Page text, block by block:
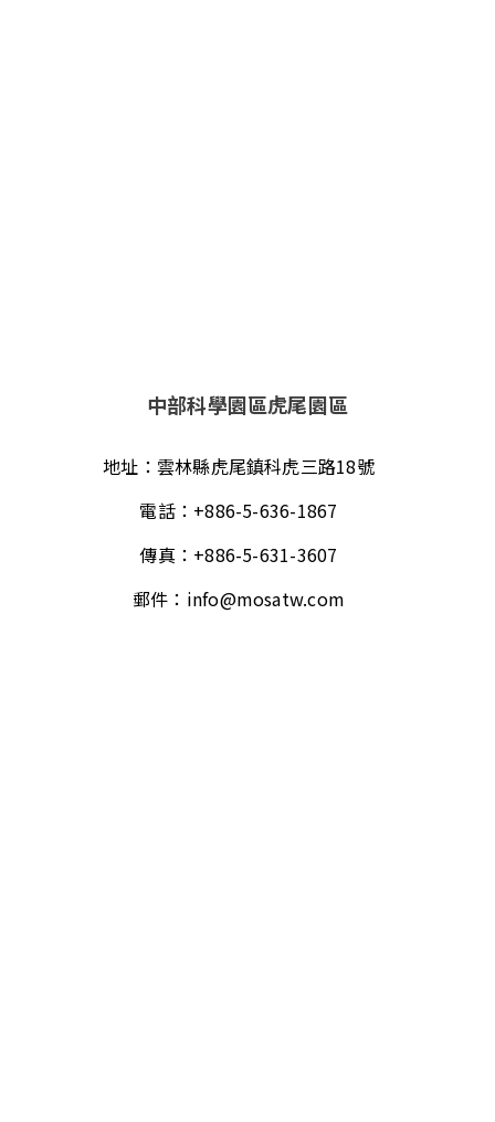
中部科學園區虎尾園區
地址： 雲林縣虎尾鎮科虎三路18號
電話： +886-5-636-1867
傳真： +886-5-631-3607
郵件： info@mosatw.com